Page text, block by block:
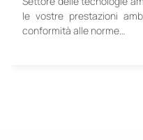
le vostre prestazioni
conformità alle norme…